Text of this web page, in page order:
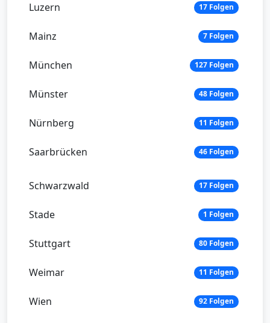
Luzern 17 Folgen
Mainz 7 Folgen
München 127 Folgen
Münster 48 Folgen
Nürnberg 11 Folgen
Saarbrücken 46 Folgen
Schwarzwald 17 Folgen
Stade 1 Folgen
Stuttgart 80 Folgen
Weimar 11 Folgen
Wien 92 Folgen